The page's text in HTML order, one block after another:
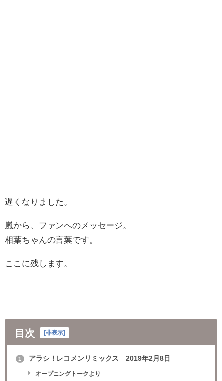
遅くなりました。
嵐から、ファンへのメッセージ。
相葉ちゃんの言葉です。
ここに残します。
目次 [非表示]
1 アラシ！レコメンリミックス 2019年2月8日
オープニングトークより